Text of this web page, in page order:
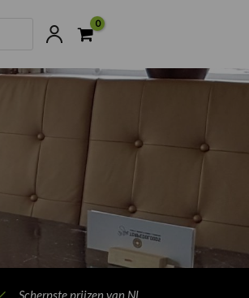
Scherpste prijzen van NL